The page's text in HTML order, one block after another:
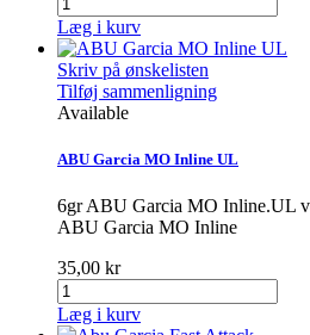
Læg i kurv
Skriv på ønskelisten
Tilføj sammenligning
Available
ABU Garcia MO Inline UL
6gr ABU Garcia MO Inline.UL
ABU Garcia MO Inline
35,00 kr
Læg i kurv